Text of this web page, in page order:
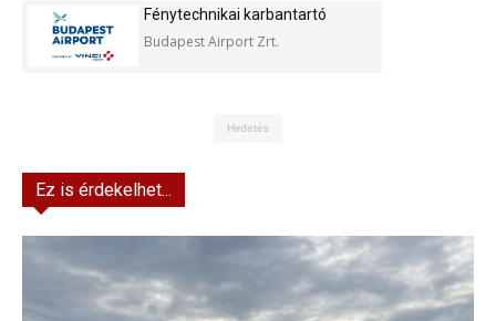
Fénytechnikai karbantartó
Budapest Airport Zrt.
Hirdetés
Ez is érdekelhet...